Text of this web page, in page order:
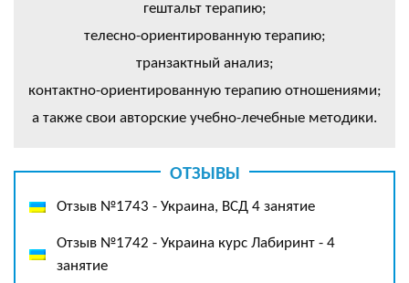
гештальт терапию;
телесно-ориентированную терапию;
транзактный анализ;
контактно-ориентированную терапию отношениями;
а также свои авторские учебно-лечебные методики.
ОТЗЫВЫ
Отзыв №1743 - Украина, ВСД 4 занятие
Отзыв №1742 - Украина курс Лабиринт - 4
занятие